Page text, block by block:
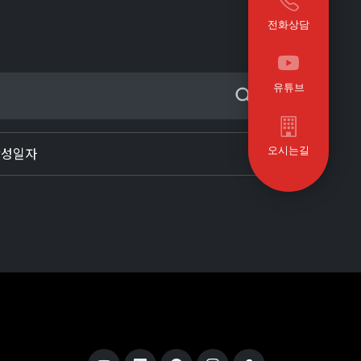
일자
전화상담
유튜브
오시는길